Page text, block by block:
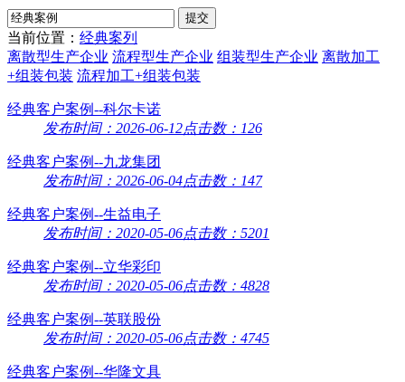
当前位置： 经典案列
离散型生产企业 流程型生产企业 组装型生产企业 离散加工
+组装包装 流程加工+组装包装
经典客户案例--科尔卡诺
发布时间：2026-06-12点击数：126
经典客户案例--九龙集团
发布时间：2026-06-04点击数：147
经典客户案例--生益电子
发布时间：2020-05-06点击数：5201
经典客户案例--立华彩印
发布时间：2020-05-06点击数：4828
经典客户案例--英联股份
发布时间：2020-05-06点击数：4745
经典客户案例--华隆文具